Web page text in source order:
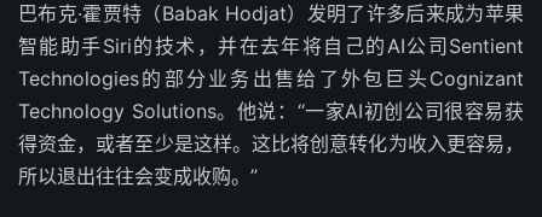
巴布克·霍贾特（Babak Hodjat）发明了许多后来成为苹果
智能助手Siri的技术，并在去年将自己的AI公司Sentient
Technologies的部分业务出售给了外包巨头Cognizant
Technology Solutions。他说：“一家AI初创公司很容易获
得资金，或者至少是这样。这比将创意转化为收入更容易，
所以退出往往会变成收购。”